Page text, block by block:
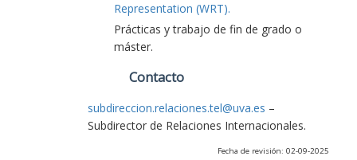
Representation (WRT).
Prácticas y trabajo de fin de grado o
máster.
Contacto
subdireccion.relaciones.tel@uva.es –
Subdirector de Relaciones Internacionales.
Fecha de revisión: 02-09-2025